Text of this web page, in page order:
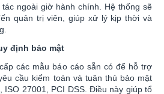
ngoài giờ hành chính. Hệ thống sẽ
quản trị viên, giúp xử lý kịp thời và
định bảo mật
các mẫu báo cáo sẵn có để hỗ trợ
cầu kiểm toán và tuân thủ bảo mật
ISO 27001, PCI DSS. Điều này giúp tổ